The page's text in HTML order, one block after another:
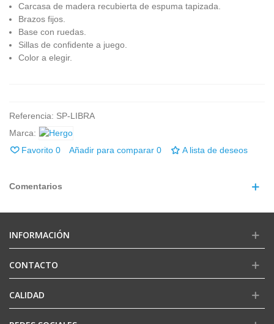
Carcasa de madera recubierta de espuma tapizada.
Brazos fijos.
Base con ruedas.
Sillas de confidente a juego.
Color a elegir.
Referencia: SP-LIBRA
Marca:
Favorito 0 Añadir para comparar 0 A lista de deseos
Comentarios
INFORMACIÓN
CONTACTO
CALIDAD